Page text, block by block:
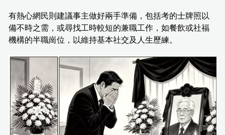
有熱心網民則建議事主做好兩手準備，包括考的士牌照以
備不時之需，或尋找工時較短的兼職工作，如餐飲或社福
機構的半職崗位，以維持基本社交及人生歷練。